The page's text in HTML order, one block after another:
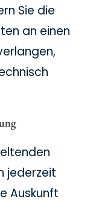
Sie die
an einen
jederzeit
Auskunft